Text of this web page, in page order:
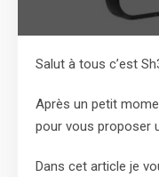
Salut à tous c’est
Après un petit
pour vous proposer
Dans cet article je